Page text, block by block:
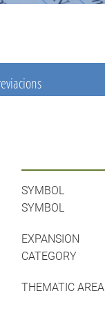
SYMBOL
SYMBOL
EXPANSION
CATEGORY
THEMATIC AREA